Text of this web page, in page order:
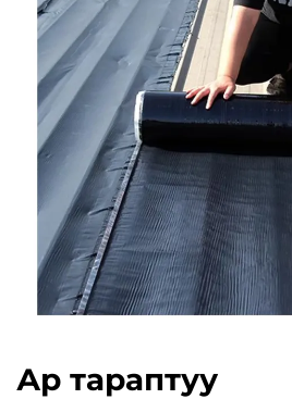
Ар тараптуу